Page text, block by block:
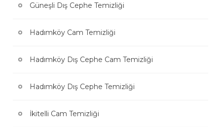
Güneşli Dış Cephe Temizliği
Hadımköy Cam Temizliği
Hadımköy Dış Cephe Cam Temizliği
Hadımköy Dış Cephe Temizliği
İkitelli Cam Temizliği